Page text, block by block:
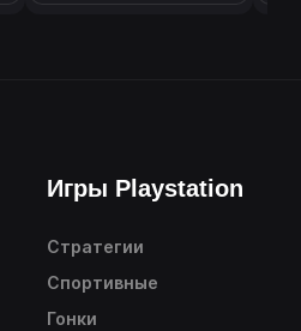
Игры Playstation
Стратегии
Спортивные
Гонки